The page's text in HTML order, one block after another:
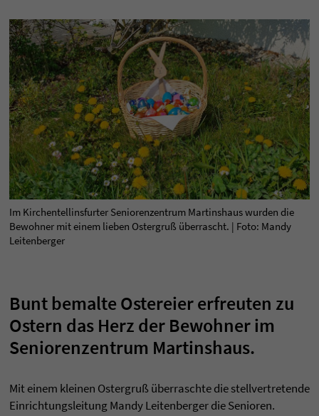
Im Kirchentellinsfurter Seniorenzentrum Martinshaus wurden die
Bewohner mit einem lieben Ostergruß überrascht. | Foto: Mandy
Leitenberger
Bunt bemalte Ostereier erfreuten zu
Ostern das Herz der Bewohner im
Seniorenzentrum Martinshaus.
Mit einem kleinen Ostergruß überraschte die stellvertretende
Einrichtungsleitung Mandy Leitenberger die Senioren.